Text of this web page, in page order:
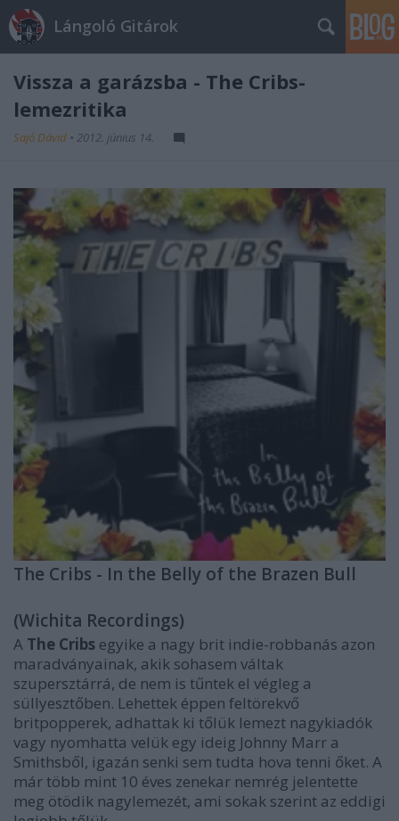
Lángoló Gitárok
Vissza a garázsba - The Cribs-
lemezritika
Sajó Dávid • 2012. június 14.
The Cribs - In the Belly of the Brazen Bull
(Wichita Recordings)
A The Cribs egyike a nagy brit indie-robbanás azon
maradványainak, akik sohasem váltak
szupersztárrá, de nem is tűntek el végleg a
süllyesztőben. Lehettek éppen feltörekvő
britpopperek, adhattak ki tőlük lemezt nagykiadók
vagy nyomhatta velük egy ideig Johnny Marr a
Smithsből, igazán senki sem tudta hova tenni őket. A
már több mint 10 éves zenekar nemrég jelentette
meg ötödik nagylemezét, ami sokak szerint az eddigi